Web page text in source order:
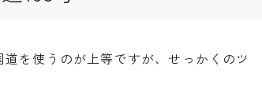
を使うのが上等ですが、せっかくのツ